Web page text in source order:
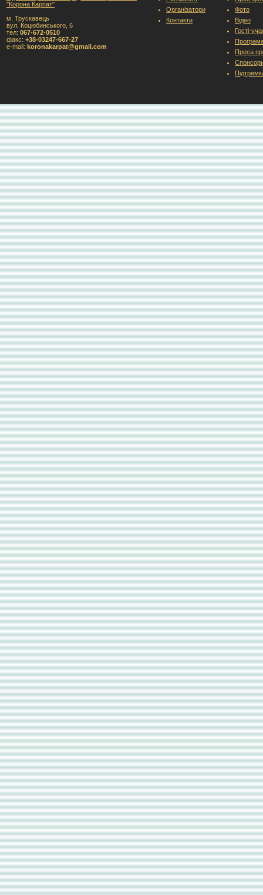
"Корона Карпат"
м. Трускавець
вул. Коцюбинського, 6
тел: 067-672-0510
факс: +38-03247-667-27
e-mail: koronakarpat@gmail.com
Організатори
Контакти
Фото
Відео
Гості-
Преса